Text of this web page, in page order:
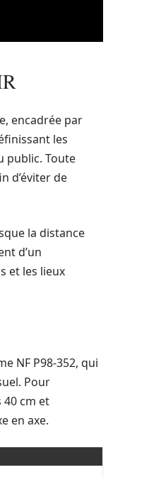
encadrée par
les
public. Toute
d’éviter de
la distance
d’un
et les lieux
NF P98-352, qui
Pour
cm et
en axe.